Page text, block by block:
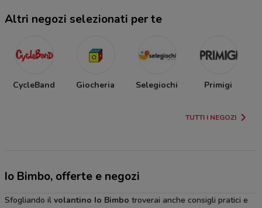
Altri negozi selezionati per te
CycleBand Giocheria Selegiochi Primigi
TUTTI I NEGOZI
Io Bimbo, offerte e negozi
Sfogliando il volantino Io Bimbo troverai anche consigli pratici e